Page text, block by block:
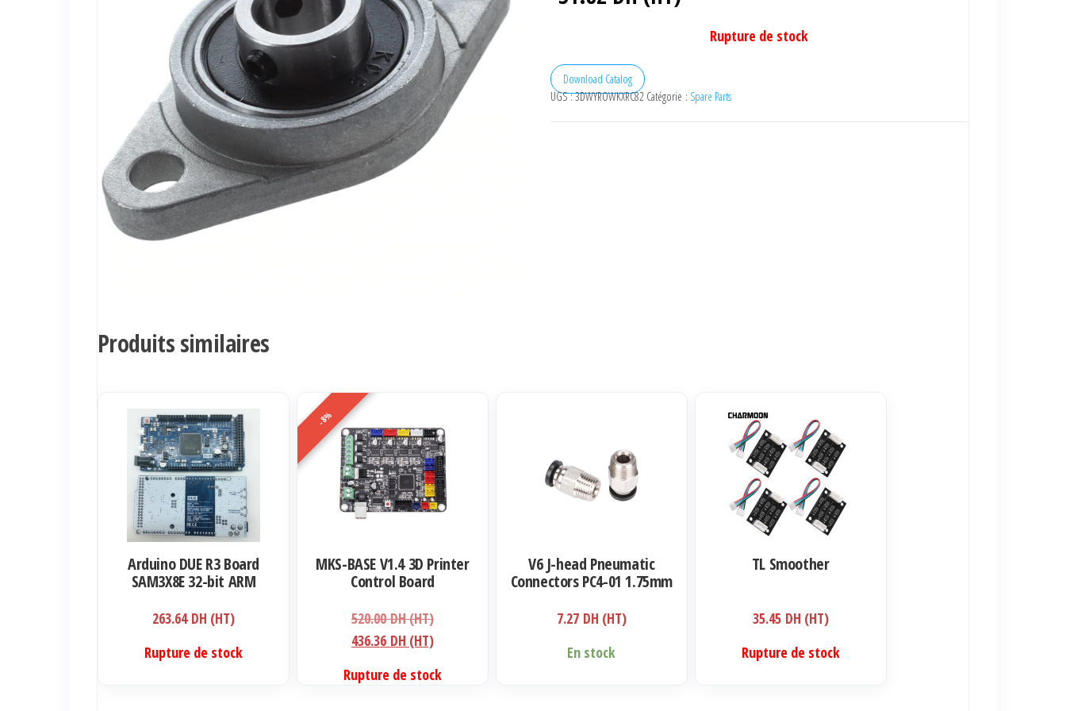
Rupture de stock
Download Catalog
UGS :3DWYROWKXRC82 Catégorie : Spare Parts
Produits similaires
Arduino DUE R3 Board
SAM3X8E 32-bit ARM
263.64 DH (HT)
Rupture de stock
-8%
MKS-BASE V1.4 3D Printer
Control Board
520.00DH (HT)Le
prix
était :
436.36 DH (HT)Le
actuel
Rupture de stock
V6 J-head Pneumatic
Connectors PC4-01 1.75mm
7.27 DH (HT)
En stock
TL Smoother
35.45 DH (HT)
Rupture de stock